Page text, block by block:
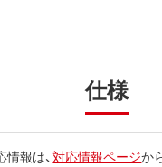
仕様
情報は、対応情報ページか